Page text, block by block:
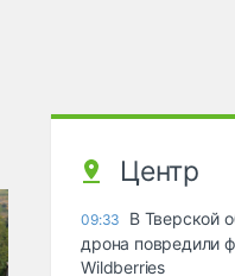
Центр
09:33
В Тверской
дрона повредили
Wildberries